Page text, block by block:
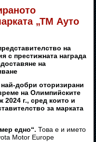
„ТМ Ауто
на
с престижната награда
на
добри оторизирани
на Олимпийските
г., сред които и
за марката
едно“. Това е и името
Motor Europe